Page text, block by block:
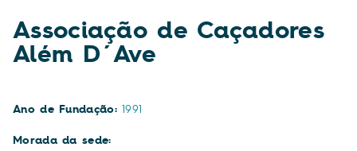
Associação de Caçadores
Além D´Ave
Ano de Fundação:1991
Morada da sede: